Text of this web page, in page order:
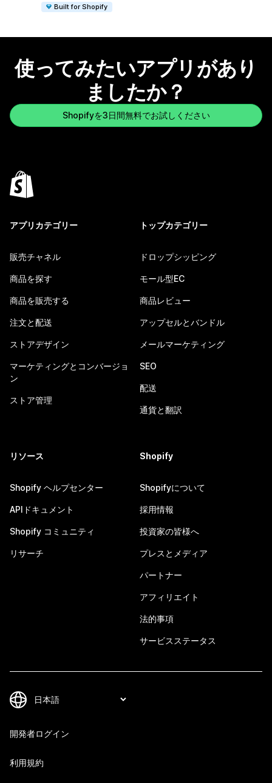
Built for Shopify
使ってみたいアプリがあり
ましたか？
Shopifyを3日間無料でお試しください
アプリカテゴリー
販売チャネル
商品を探す
商品を販売する
注文と配送
ストアデザイン
マーケティングとコンバージョ
ン
ストア管理
トップカテゴリー
ドロップシッピング
モール型EC
商品レビュー
アップセルとバンドル
メールマーケティング
SEO
配送
通貨と翻訳
リソース
Shopify ヘルプセンター
APIドキュメント
Shopify コミュニティ
リサーチ
Shopify
Shopifyについて
採用情報
投資家の皆様へ
プレスとメディア
パートナー
アフィリエイト
法的事項
サービスステータス
開発者ログイン
利用規約